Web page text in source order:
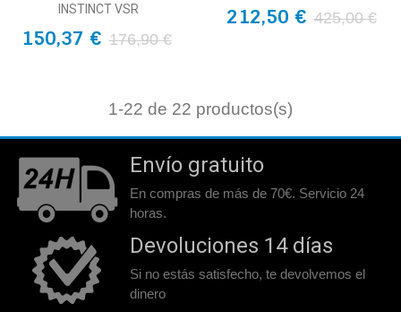
INSTINCT VSR
150,37 € 176,90 €
212,50 € 425,00 €
1-22 de 22 productos(s)
Envío gratuito
En compras de más de 70€. Servicio 24
horas.
Devoluciones 14 días
Si no estás satisfecho, te devolvemos el
dinero